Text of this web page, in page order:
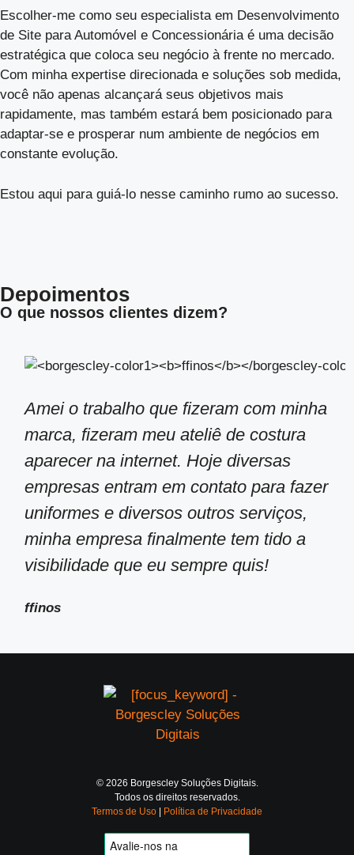
Escolher-me como seu especialista em Desenvolvimento
de Site para Automóvel e Concessionária é uma decisão
estratégica que coloca seu negócio à frente no mercado.
Com minha expertise direcionada e soluções sob medida,
você não apenas alcançará seus objetivos mais
rapidamente, mas também estará bem posicionado para
adaptar-se e prosperar num ambiente de negócios em
constante evolução.
Estou aqui para guiá-lo nesse caminho rumo ao sucesso.
Depoimentos
O que nossos clientes dizem?
Amei o trabalho que fizeram com minha
marca, fizeram meu ateliê de costura
aparecer na internet. Hoje diversas
empresas entram em contato para fazer
uniformes e diversos outros serviços,
minha empresa finalmente tem tido a
visibilidade que eu sempre quis!
ffinos
© 2026 Borgescley Soluções Digitais.
Todos os direitos reservados.
Termos de Uso | Política de Privacidade